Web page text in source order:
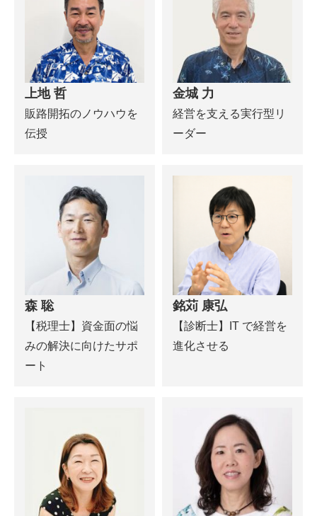
上地 哲
販路開拓のノウハウを
伝授
金城 力
経営を支える実行型リ
ーダー
森 聡
【税理士】資金面の悩
みの解決に向けたサポ
ート
銘苅 康弘
【診断士】IT で経営を
進化させる